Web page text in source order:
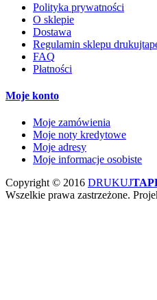
Polityka prywatności
O sklepie
Dostawa
Regulamin sklepu
FAQ
Płatności
Moje konto
Moje zamówienia
Moje noty kredytowe
Moje adresy
Moje informacje osobiste
Copyright © 2016 DRUKUJ
Wszelkie prawa zastrzeżone.